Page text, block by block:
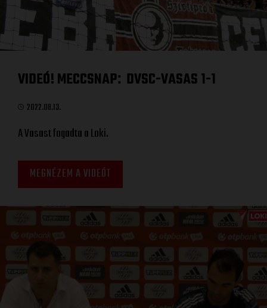
VIDEÓ! MECCSNAP: DVSC-VASAS 1-1
2022.08.13.
A Vasast fogadta a Loki.
MEGNÉZEM A VIDEÓT